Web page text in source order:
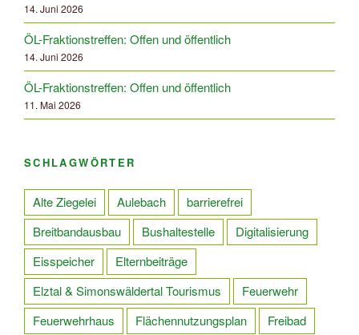
14. Juni 2026
ÖL-Fraktionstreffen: Offen und öffentlich
14. Juni 2026
ÖL-Fraktionstreffen: Offen und öffentlich
11. Mai 2026
SCHLAGWÖRTER
Alte Ziegelei Aulebach
barrierefrei
Breitbandausbau
Bushaltestelle
Digitalisierung
Eisspeicher
Elternbeiträge
Elztal & Simonswäldertal Tourismus
Feuerwehr
Feuerwehrhaus
Flächennutzungsplan
Freibad